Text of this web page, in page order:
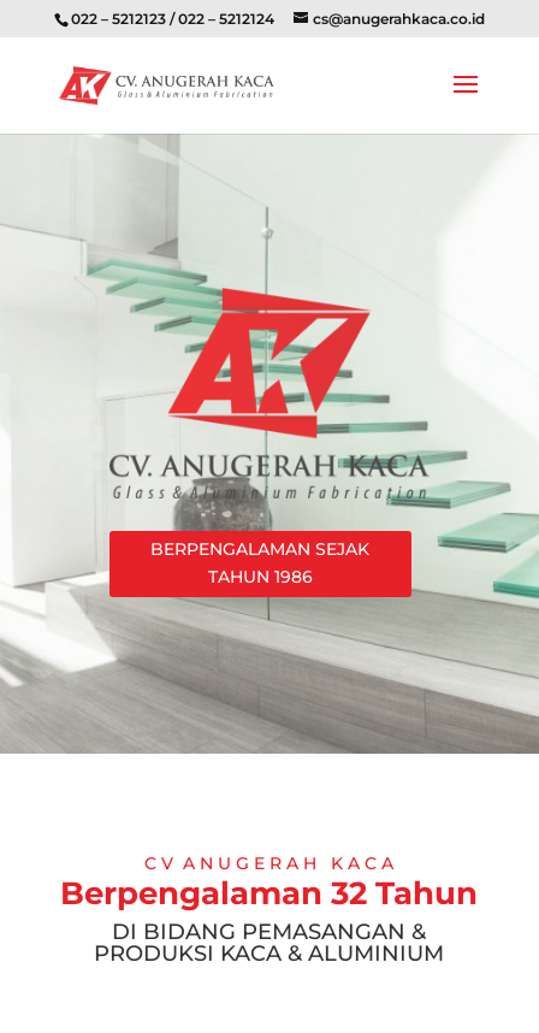
022 – 5212123 / 022 – 5212124 cs@anugerahkaca.co.id
BERPENGALAMAN SEJAK
TAHUN 1986
C V A N U G E R A H K A C A
Berpengalaman 32 Tahun
DI BIDANG PEMASANGAN &
PRODUKSI KACA & ALUMINIUM